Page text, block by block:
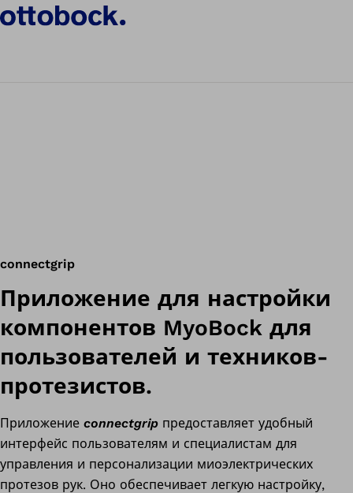
connectgrip
Приложение для настройки
компонентов MyoBock для
пользователей и техников-
протезистов.
Приложение connectgrip предоставляет удобный
интерфейс пользователям и специалистам для
управления и персонализации миоэлектрических
протезов рук. Оно обеспечивает легкую настройку,